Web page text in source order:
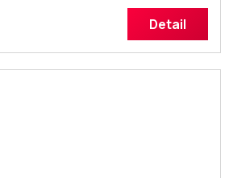
Detail